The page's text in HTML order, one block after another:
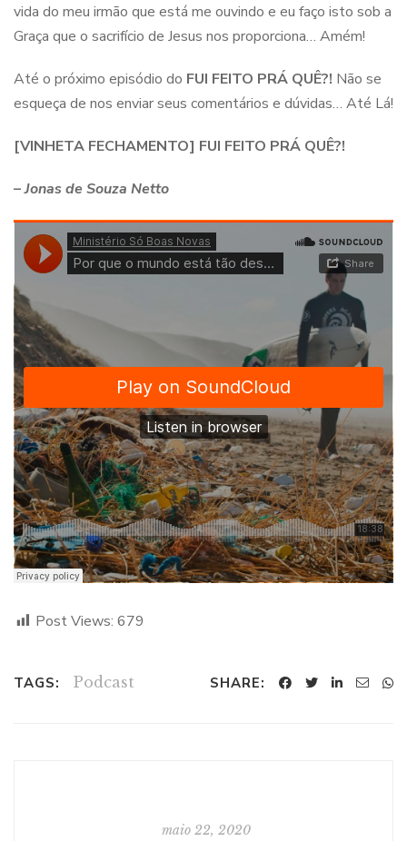
vida do meu irmão que está me ouvindo e eu faço isto sob a
Graça que o sacrifício de Jesus nos proporciona… Amém!
Até o próximo episódio do FUI FEITO PRÁ QUÊ?! Não se
esqueça de nos enviar seus comentários e dúvidas… Até Lá!
[VINHETA FECHAMENTO] FUI FEITO PRÁ QUÊ?!
– Jonas de Souza Netto
Post Views: 679
TAGS: Podcast SHARE:
maio 22, 2020